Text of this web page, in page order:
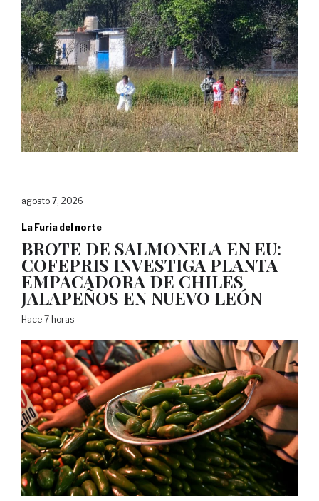
agosto 7, 2026
La Furia del norte
BROTE DE SALMONELA EN EU:
COFEPRIS INVESTIGA PLANTA
EMPACADORA DE CHILES
JALAPEÑOS EN NUEVO LEÓN
Hace 7 horas